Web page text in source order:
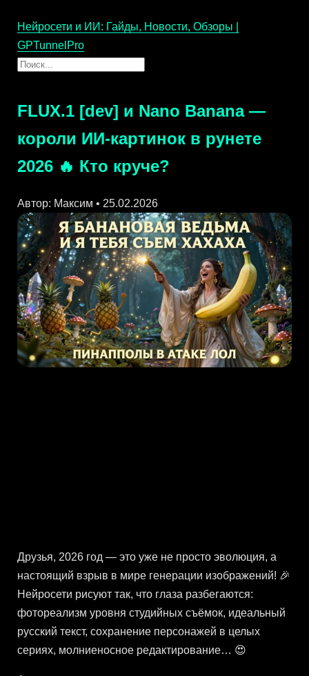
Нейросети и ИИ: Гайды, Новости, Обзоры |
GPTunnelPro
FLUX.1 [dev] и Nano Banana —
короли ИИ-картинок в рунете
2026 🔥 Кто круче?
Автор: Максим • 25.02.2026
Друзья, 2026 год — это уже не просто эволюция, а
настоящий взрыв в мире генерации изображений! 🎉
Нейросети рисуют так, что глаза разбегаются:
фотореализм уровня студийных съёмок, идеальный
русский текст, сохранение персонажей в целых
сериях, молниеносное редактирование… 😍